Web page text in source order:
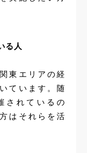
る人
東エリアの経
ています。随
されているの
はそれらを活